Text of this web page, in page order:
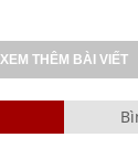
XEM THÊM BÀI VIẾT